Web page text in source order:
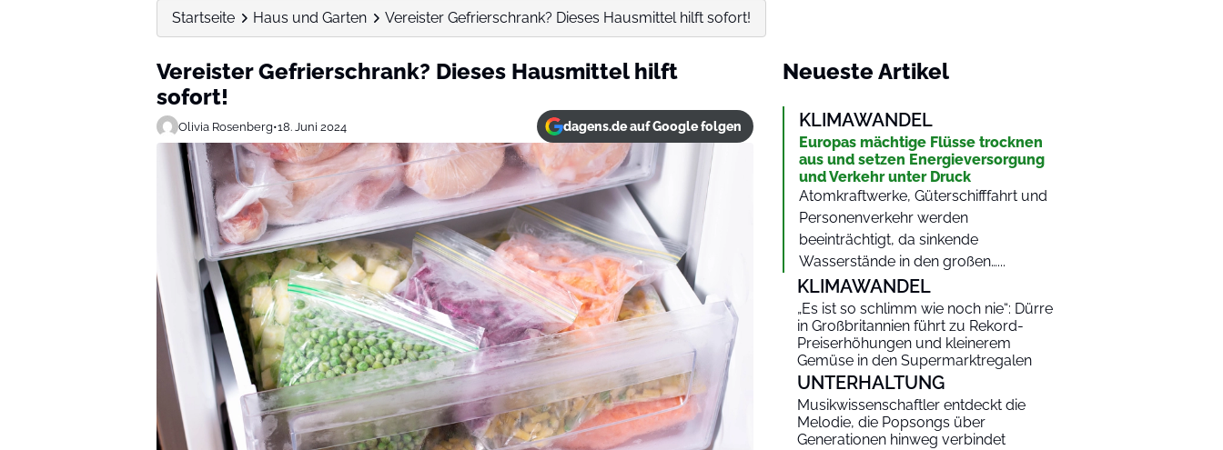
Startseite Haus und Garten Vereister Gefrierschrank? Dieses Hausmittel hilft sofort!
Vereister Gefrierschrank? Dieses Hausmittel hilft
sofort!
Olivia Rosenberg•18. Juni 2024 dagens.de auf Google folgen
Neueste Artikel
KLIMAWANDEL
Europas mächtige Flüsse trocknen
aus und setzen Energieversorgung
und Verkehr unter Druck
Atomkraftwerke, Güterschifffahrt und
Personenverkehr werden
beeinträchtigt, da sinkende
Wasserstände in den großen…...
KLIMAWANDEL
„Es ist so schlimm wie noch nie“: Dürre
in Großbritannien führt zu Rekord-
Preiserhöhungen und kleinerem
Gemüse in den Supermarktregalen
UNTERHALTUNG
Musikwissenschaftler entdeckt die
Melodie, die Popsongs über
Generationen hinweg verbindet